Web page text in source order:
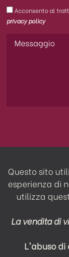
Acconsento al
privacy policy
Questo sito
esperienza di
utilizza
La vendita di
L'abuso di